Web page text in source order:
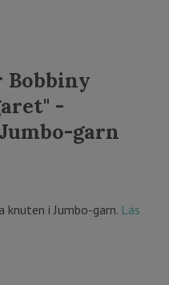
Bobbiny
-
garn
i Jumbo-garn. Läs